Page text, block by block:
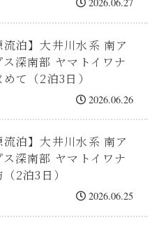
流泊】大井川水系 南ア
ス深南部 ヤマトイワナ
て（2泊3日）
2026.06.26
流泊】大井川水系 南ア
ス深南部 ヤマトイワナ
2泊3日）
2026.06.25